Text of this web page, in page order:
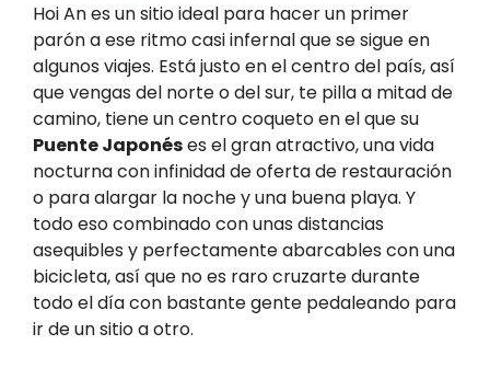
Hoi An es un sitio ideal para hacer un primer
parón a ese ritmo casi infernal que se sigue en
algunos viajes. Está justo en el centro del país, así
que vengas del norte o del sur, te pilla a mitad de
camino, tiene un centro coqueto en el que su
Puente Japonéses el gran atractivo, una vida
nocturna con infinidad de oferta de restauración
o para alargar la noche y una buena playa. Y
todo eso combinado con unas distancias
asequibles y perfectamente abarcables con una
bicicleta, así que no es raro cruzarte durante
todo el día con bastante gente pedaleando para
ir de un sitio a otro.